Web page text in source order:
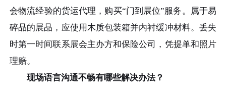
会物流经验的货运代理，购买“门到展位”服务。属于易
碎品的展品，应使用木质包装箱并内衬缓冲材料。丢失
时第一时间联系展会主办方和保险公司，凭提单和照片
理赔。
现场语言沟通不畅有哪些解决办法？